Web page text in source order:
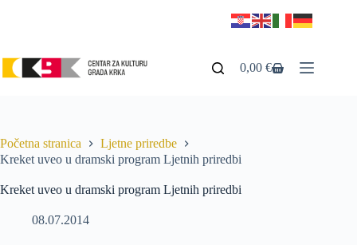
0,00€
Početna stranica
Ljetne priredbe
Kreket uveo u dramski program Ljetnih priredbi
Kreket uveo u dramski program Ljetnih priredbi
08.07.2014